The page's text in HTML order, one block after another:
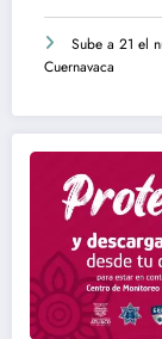
Sube a 21 el
Cuernavaca